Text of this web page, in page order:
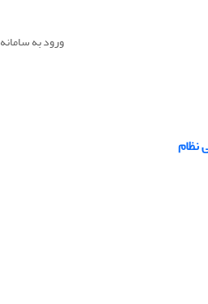
ورود به سامانه
نظام